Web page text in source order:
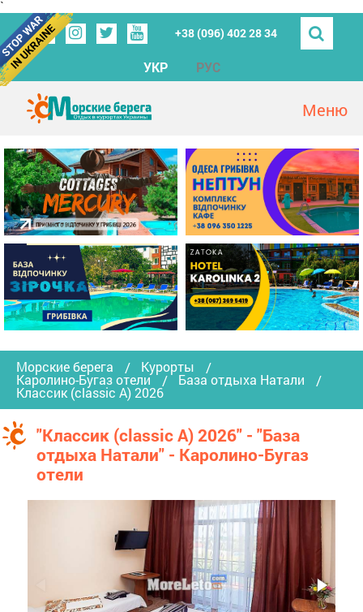
`
+38 (096) 402 28 34
УКР РУС
Морские берега Курорты
Каролино-Бугаз отели База отдыха Натали
Классик (сlassic A) 2026
"Классик (сlassic A) 2026" - "База
отдыха Натали" - Каролино-Бугаз
отели